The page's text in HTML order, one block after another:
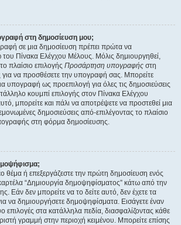
στη δημοσίευση μου;
σε μια δημοσίευση πρέπει πρώτα να
του Πίνακα Ελέγχου Μέλους. Μόλις δημιουργηθεί,
πλαίσιο επιλογής Προσάρτηση υπογραφής στη
να προσθέσετε την υπογραφή σας. Μπορείτε
υπογραφή ως προεπιλογή για όλες τις δημοσιεύσεις
κουμπί επιλογής στον Πίνακα Ελέγχου
μπορείτε και πάλι να αποτρέψετε να προστεθεί μια
δημοσιεύσεις από-επιλέγοντας το πλαίσιο
στη φόρμα δημοσίευσης.
θέμα ή επεξεργάζεστε την πρώτη δημοσίευση ενός
“Δημιουργία δημοψηφίσματος” κάτω από την
Εάν δεν μπορείτε να το δείτε αυτό, δεν έχετε τα
να δημιουργήσετε δημοψηφίσματα. Εισάγετε έναν
επιλογές στα κατάλληλα πεδία, διασφαλίζοντας κάθε
γραμμή στην περιοχή κειμένου. Μπορείτε επίσης